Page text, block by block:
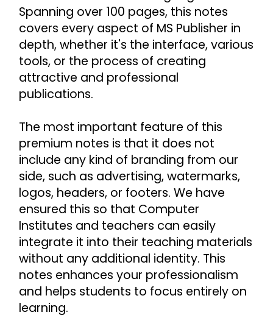
Spanning over 100 pages, this notes
covers every aspect of MS Publisher in
depth, whether it's the interface, various
tools, or the process of creating
attractive and professional
publications.
The most important feature of this
premium notes is that it does not
include any kind of branding from our
side, such as advertising, watermarks,
logos, headers, or footers. We have
ensured this so that Computer
Institutes and teachers can easily
integrate it into their teaching materials
without any additional identity. This
notes enhances your professionalism
and helps students to focus entirely on
learning.